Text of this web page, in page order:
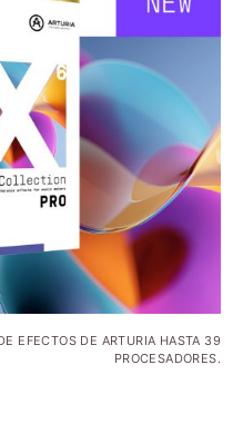
EFECTOS DE ARTURIA HASTA 39
PROCESADORES.